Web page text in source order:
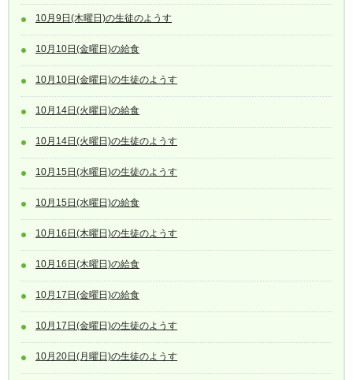
10月9日(木曜日)の生徒のようす
10月10日(金曜日)の給食
10月10日(金曜日)の生徒のようす
10月14日(火曜日)の給食
10月14日(火曜日)の生徒のようす
10月15日(水曜日)の生徒のようす
10月15日(水曜日)の給食
10月16日(木曜日)の生徒のようす
10月16日(木曜日)の給食
10月17日(金曜日)の給食
10月17日(金曜日)の生徒のようす
10月20日(月曜日)の生徒のようす